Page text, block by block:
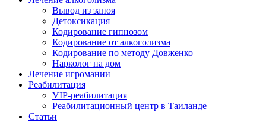
Вывод из запоя
Детоксикация
Кодирование гипнозом
Кодирование от алкоголизма
Кодирование по методу Довженко
Нарколог на дом
Лечение игромании
Реабилитация
VIP-реабилитация
Реабилитационный центр в Таиланде
Статьи